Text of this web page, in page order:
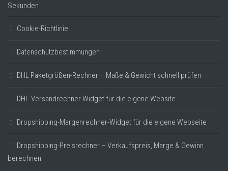
Sekunden
Cookie-Richtlinie
Datenschutzbestimmungen
DHL Paketgrößen-Rechner – Maße & Gewicht schnell prüfen
DHL-Versandrechner Widget für die eigene Website.
Dropshipping-Margenrechner-Widget für die eigene Webseite
Dropshipping-Preisrechner – Verkaufspreis, Marge & Gewinn
berechnen